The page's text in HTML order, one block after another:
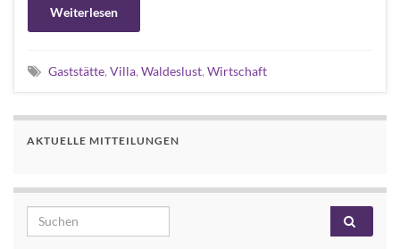
Weiterlesen
Gaststätte, Villa, Waldeslust, Wirtschaft
AKTUELLE MITTEILUNGEN
Search for: